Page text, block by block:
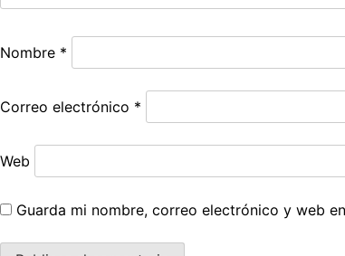
Nombre *
Correo electrónico *
Web
Guarda mi nombre, correo electrónico y web